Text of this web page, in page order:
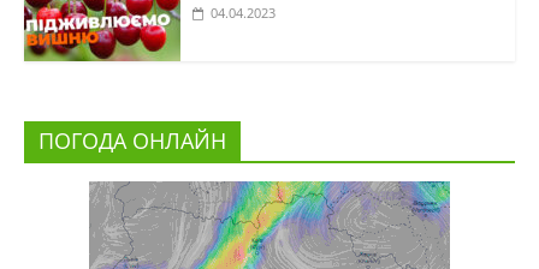
04.04.2023
ПОГОДА ОНЛАЙН